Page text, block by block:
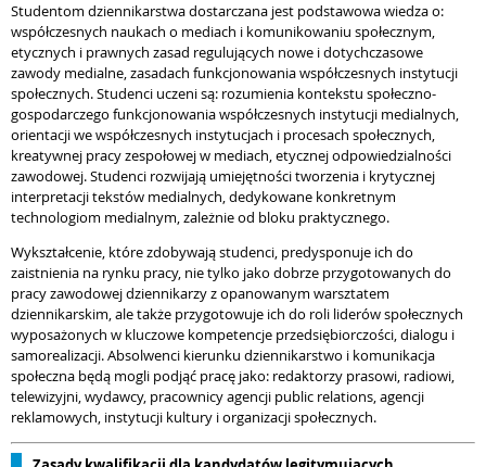
Studentom dziennikarstwa dostarczana jest podstawowa wiedza o:
współczesnych naukach o mediach i komunikowaniu społecznym,
etycznych i prawnych zasad regulujących nowe i dotychczasowe
zawody medialne, zasadach funkcjonowania współczesnych instytucji
społecznych. Studenci uczeni są: rozumienia kontekstu społeczno-
gospodarczego funkcjonowania współczesnych instytucji medialnych,
orientacji we współczesnych instytucjach i procesach społecznych,
kreatywnej pracy zespołowej w mediach, etycznej odpowiedzialności
zawodowej. Studenci rozwijają umiejętności tworzenia i krytycznej
interpretacji tekstów medialnych, dedykowane konkretnym
technologiom medialnym, zależnie od bloku praktycznego.
Wykształcenie, które zdobywają studenci, predysponuje ich do
zaistnienia na rynku pracy, nie tylko jako dobrze przygotowanych do
pracy zawodowej dziennikarzy z opanowanym warsztatem
dziennikarskim, ale także przygotowuje ich do roli liderów społecznych
wyposażonych w kluczowe kompetencje przedsiębiorczości, dialogu i
samorealizacji. Absolwenci kierunku dziennikarstwo i komunikacja
społeczna będą mogli podjąć pracę jako: redaktorzy prasowi, radiowi,
telewizyjni, wydawcy, pracownicy agencji public relations, agencji
reklamowych, instytucji kultury i organizacji społecznych.